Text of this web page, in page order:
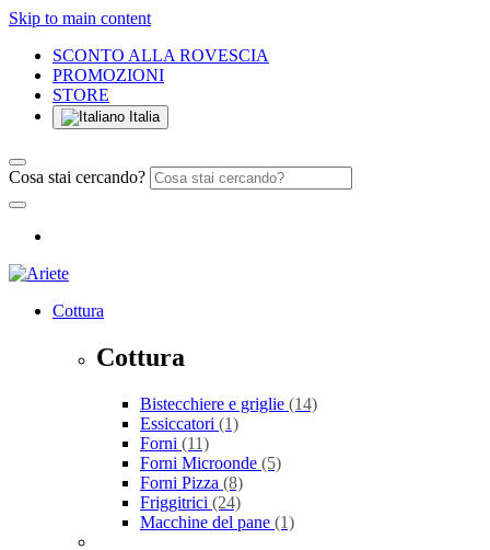
Skip to main content
SCONTO ALLA ROVESCIA
PROMOZIONI
STORE
Italia
Cosa stai cercando?
Cottura
Cottura
Bistecchiere e griglie (14)
Essiccatori (1)
Forni (11)
Forni Microonde (5)
Forni Pizza (8)
Friggitrici (24)
Macchine del pane (1)